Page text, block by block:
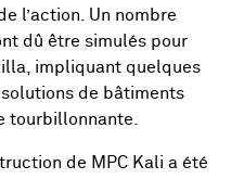
l’action. Un nombre
dû être simulés pour
impliquant quelques
de bâtiments
tourbillonnante.
de MPC Kali a été